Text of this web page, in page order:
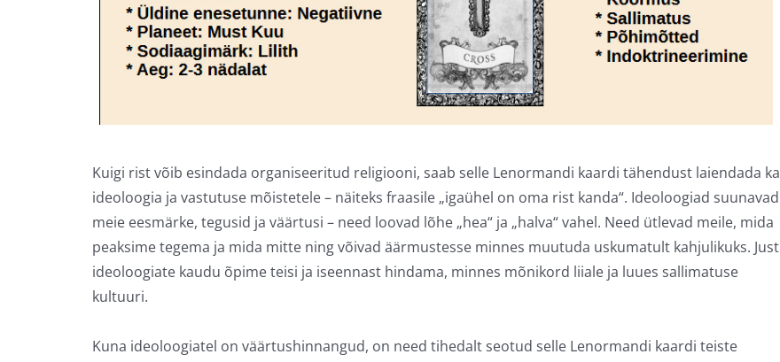
Kuigi rist võib esindada organiseeritud religiooni, saab selle Lenormandi kaardi tähendust laiendada ka
ideoloogia ja vastutuse mõistetele – näiteks fraasile „igaühel on oma rist kanda“. Ideoloogiad suunavad
meie eesmärke, tegusid ja väärtusi – need loovad lõhe „hea“ ja „halva“ vahel. Need ütlevad meile, mida
peaksime tegema ja mida mitte ning võivad äärmustesse minnes muutuda uskumatult kahjulikuks. Just
ideoloogiate kaudu õpime teisi ja iseennast hindama, minnes mõnikord liiale ja luues sallimatuse
kultuuri.
Kuna ideoloogiatel on väärtushinnangud, on need tihedalt seotud selle Lenormandi kaardi teiste